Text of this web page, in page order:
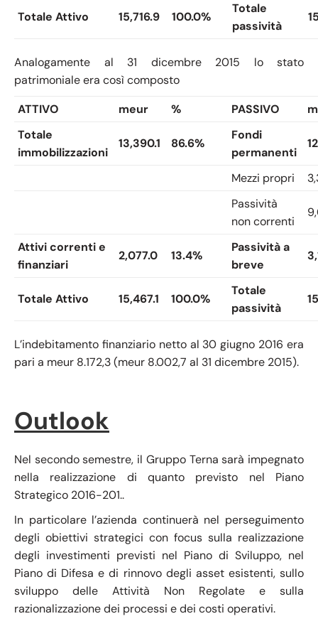
Totale Attivo 15,716.9 100.0%
Totale
passività
Analogamente al 31 dicembre 2015 lo stato
patrimoniale era così composto
ATTIVO
meur % PASSIVO
Totale
immobilizzazioni
13,390.1 86.6%
Fondi
permanenti
Mezzi propri
Passività
non correnti
Attivi correnti e
finanziari
2,077.0 13.4%
Passività a
breve
Totale Attivo 15,467.1 100.0%
Totale
passività
L’indebitamento finanziario netto al 30 giugno 2016 era
pari a meur 8.172,3 (meur 8.002,7 al 31 dicembre 2015).
Outlook
Nel secondo semestre, il Gruppo Terna sarà impegnato
nella realizzazione di quanto previsto nel Piano
Strategico 2016-201..
In particolare l’azienda continuerà nel perseguimento
degli obiettivi strategici con focus sulla realizzazione
degli investimenti previsti nel Piano di Sviluppo, nel
Piano di Difesa e di rinnovo degli asset esistenti, sullo
sviluppo delle Attività Non Regolate e sulla
razionalizzazione dei processi e dei costi operativi.